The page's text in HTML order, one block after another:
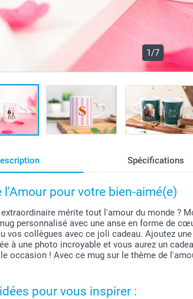
1/7
Spécifications
l'Amour pour votre bien-aimé(e)
extraordinaire mérite tout l'amour du monde ?
personnalisé avec une anse en forme de
vos collègues avec ce joli cadeau. Ajoutez
à une photo incroyable et vous aurez un
occasion ! Avec ce mug sur le thème de
pour vous inspirer :